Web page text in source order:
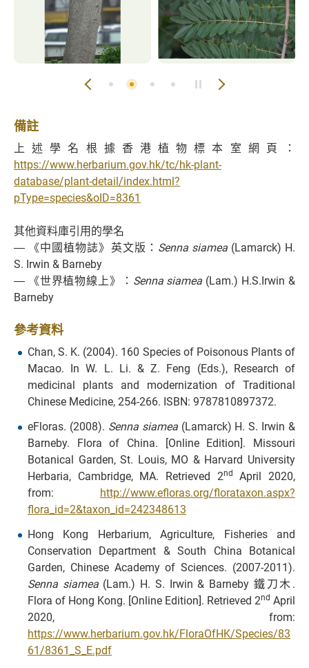
備註
上述學名根據香港植物標本室網頁：
https://www.herbarium.gov.hk/tc/hk-plant-
database/plant-detail/index.html?
pType=species&oID=8361
其他資料庫引用的學名
― 《中國植物誌》英文版： Senna siamea(Lamarck) H.
S. Irwin & Barneby
― 《世界植物線上》： Senna siamea (Lam.) H.S.Irwin &
Barneby
參考資料
Chan, S. K. (2004). 160 Species of Poisonous Plants of
Macao. In W. L. Li. & Z. Feng (Eds.), Research of
medicinal plants and modernization of Traditional
Chinese Medicine, 254-266. ISBN: 9787810897372.
eFloras. (2008). Senna siamea(Lamarck) H. S. Irwin &
Barneby. Flora of China. [Online Edition]. Missouri
Botanical Garden, St. Louis, MO & Harvard University
Herbaria, Cambridge, MA. Retrieved 2nd
April 2020,
from:
http://www.efloras.org/florataxon.aspx?
flora_id=2&taxon_id=242348613
Hong Kong Herbarium, Agriculture, Fisheries and
Conservation Department & South China Botanical
Garden, Chinese Academy of Sciences. (2007-2011).
Senna siamea(Lam.) H. S. Irwin & Barneby 鐵刀木.
Flora of Hong Kong. [Online Edition]. Retrieved 2nd April
2020, from:
https://www.herbarium.gov.hk/FloraOfHK/Species/83
61/8361_S_E.pdf